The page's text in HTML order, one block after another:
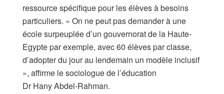
ressource spécifique pour les élèves à besoins
particuliers. « On ne peut pas demander à une
école surpeuplée d’un gouvernorat de la Haute-
Egypte par exemple, avec 60 élèves par classe,
d’adopter du jour au lendemain un modèle inclusif
», affirme le sociologue de l’éducation
Dr Hany Abdel-Rahman.